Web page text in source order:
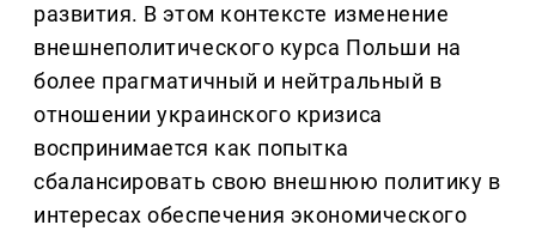
развития. В этом контексте изменение
внешнеполитического курса Польши на
более прагматичный и нейтральный в
отношении украинского кризиса
воспринимается как попытка
сбалансировать свою внешнюю политику в
интересах обеспечения экономического